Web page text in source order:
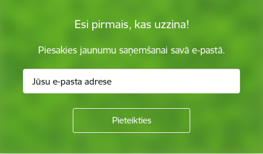
Esi pirmais, kas uzzina!
Piesakies jaunumu saņemšanai savā e-pastā.